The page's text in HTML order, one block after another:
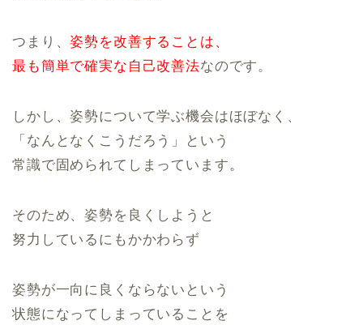
つまり、姿勢を改善することは、
最も簡単で確実な自己改善法なのです。
しかし、姿勢について学ぶ機会はほぼなく、
「なんとなくこうだろう」という
常識で固められてしまっています。
そのため、姿勢を良くしようと
努力しているにもかかわらず
姿勢が一向に良くならないという
状態になってしまっていることを